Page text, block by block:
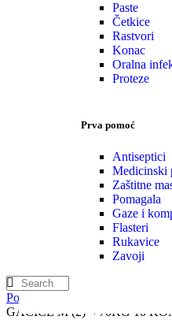
Paste
Četkice
Rastvori
Konac
Oralna
Proteze
Prva pomoć
Antiseptici
Medicinski
Zaštitne
Pomagala
Gaze i
Flasteri
Rukavice
Zavoji
Početna
GACICE M (2) < 70KG 10